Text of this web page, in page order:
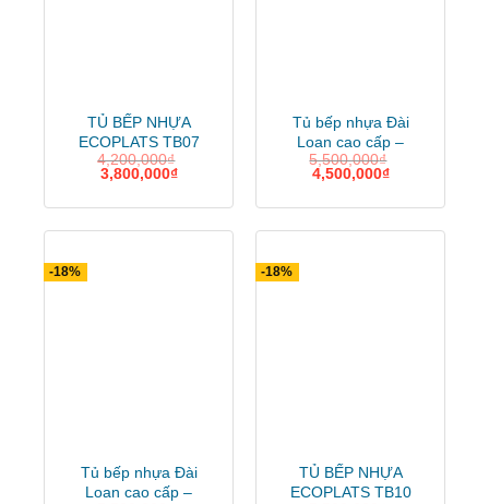
TỦ BẾP NHỰA
ECOPLATS TB07
4,200,000₫
3,800,000₫
Tủ bếp nhựa Đài
Loan cao cấp –
ecoplast
5,500,000₫
4,500,000₫
-18%
Tủ bếp nhựa Đài
Loan cao cấp –
-18%
TỦ BẾP NHỰA
ECOPLATS TB10